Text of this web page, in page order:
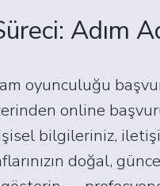
Adım
oyunculuğu
online
bilgileriniz,
doğal,